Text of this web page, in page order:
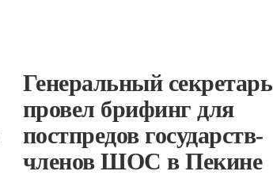
Генеральный секретарь
провел брифинг для
постпредов государств-
членов ШОС в Пекине